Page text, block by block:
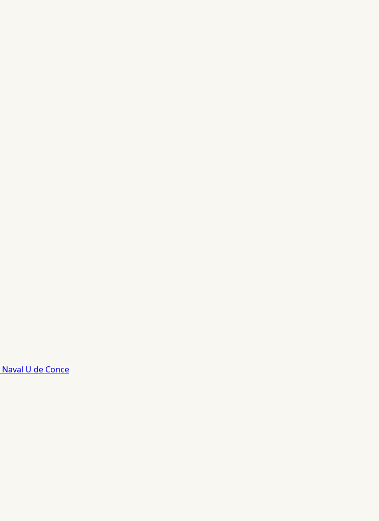
Naval U de Conce